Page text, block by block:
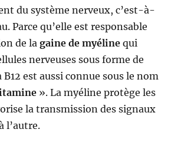
du système nerveux, c’est-à-
Parce qu’elle est responsable
de lagaine de myéline qui
nerveuses sous forme de
est aussi connue sous le nom
». La myéline protège les
la transmission des signaux
l’autre.